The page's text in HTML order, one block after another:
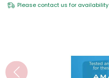
Please contact us for availability